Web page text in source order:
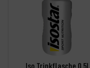
Iso Trinkflasche 0,5l